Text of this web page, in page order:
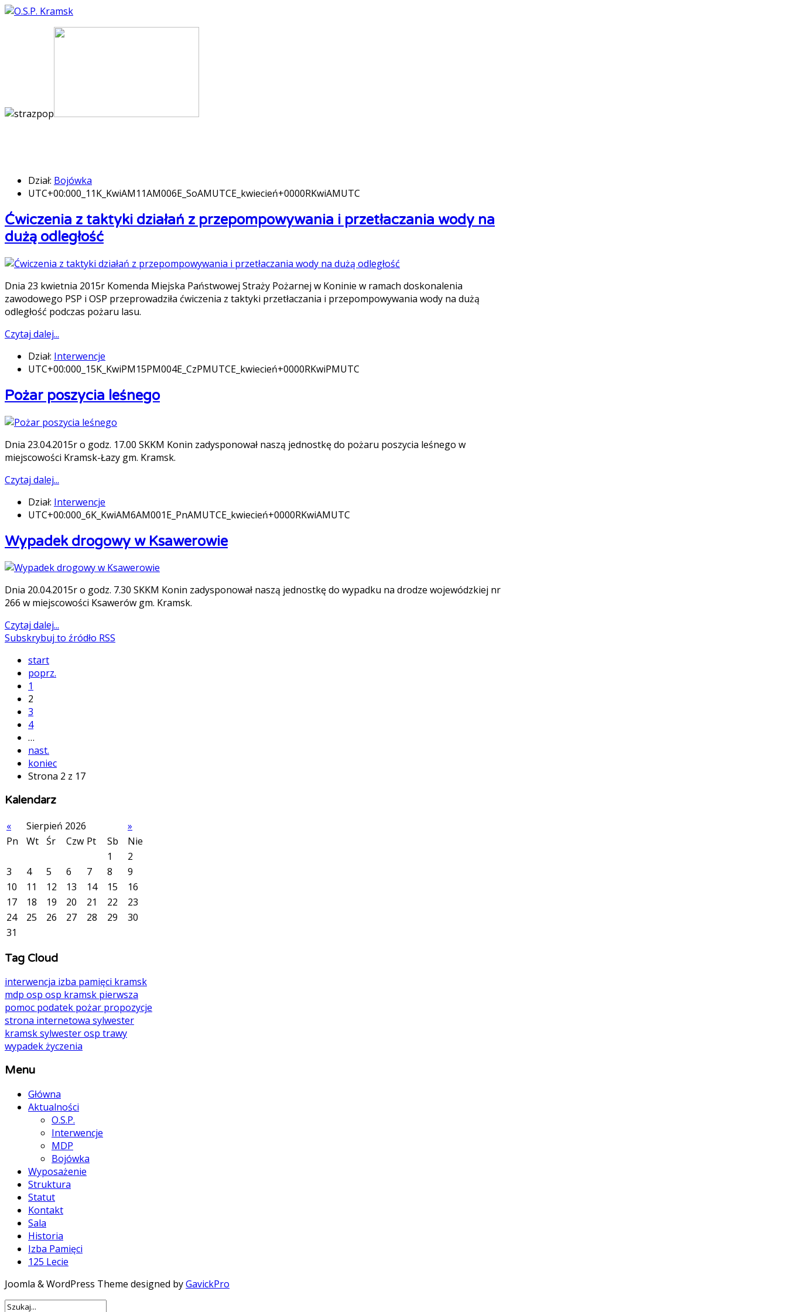
Dział: Bojówka
UTC+00:000_11K_KwiAM11AM006E_SoAMUTCE_kwiecień+0000RKwiAMUTC
Ćwiczenia z taktyki działań z przepompowywania i przetłaczania wody na
dużą odległość
Dnia 23 kwietnia 2015r Komenda Miejska Państwowej Straży Pożarnej w Koninie w ramach doskonalenia
zawodowego PSP i OSP przeprowadziła ćwiczenia z taktyki przetłaczania i przepompowywania wody na dużą
odległość podczas pożaru lasu.
Czytaj dalej...
Dział: Interwencje
UTC+00:000_15K_KwiPM15PM004E_CzPMUTCE_kwiecień+0000RKwiPMUTC
Pożar poszycia leśnego
Dnia 23.04.2015r o godz. 17.00 SKKM Konin zadysponował naszą jednostkę do pożaru poszycia leśnego w
miejscowości Kramsk-Łazy gm. Kramsk.
Czytaj dalej...
Dział: Interwencje
UTC+00:000_6K_KwiAM6AM001E_PnAMUTCE_kwiecień+0000RKwiAMUTC
Wypadek drogowy w Ksawerowie
Dnia 20.04.2015r o godz. 7.30 SKKM Konin zadysponował naszą jednostkę do wypadku na drodze wojewódzkiej nr
266 w miejscowości Ksawerów gm. Kramsk.
Czytaj dalej...
Subskrybuj to źródło RSS
start
poprz.
1
2
3
4
…
nast.
koniec
Strona 2 z 17
Kalendarz
«
Sierpień 2026
»
Pn
Wt Śr Czw Pt Sb
Nie
1
2
3
4 5 6 7 8
9
10
11 12 13 14 15
16
17
18 19 20 21 22
23
24
25 26 27 28 29
30
31
Tag Cloud
interwencja izba pamięci kramsk
mdp osp osp kramsk pierwsza
pomoc podatek pożar propozycje
strona internetowa sylwester
kramsksylwester osp trawy
wypadekżyczenia
Menu
Główna
Aktualności
O.S.P.
Interwencje
MDP
Bojówka
Wyposażenie
Struktura
Statut
Kontakt
Sala
Historia
Izba Pamięci
125 Lecie
Joomla & WordPress Theme designed byGavickPro